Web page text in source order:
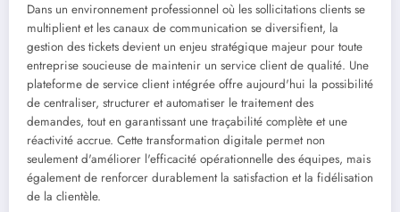
Dans un environnement professionnel où les sollicitations clients se
multiplient et les canaux de communication se diversifient, la
gestion des tickets devient un enjeu stratégique majeur pour toute
entreprise soucieuse de maintenir un service client de qualité. Une
plateforme de service client intégrée offre aujourd'hui la possibilité
de centraliser, structurer et automatiser le traitement des
demandes, tout en garantissant une traçabilité complète et une
réactivité accrue. Cette transformation digitale permet non
seulement d'améliorer l'efficacité opérationnelle des équipes, mais
également de renforcer durablement la satisfaction et la fidélisation
de la clientèle.